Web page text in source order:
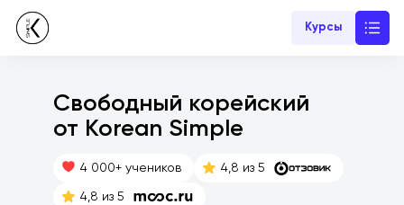
Курсы
Свободный корейский
от Korean Simple
4 000+ учеников 4,8 из 5
4,8 из 5